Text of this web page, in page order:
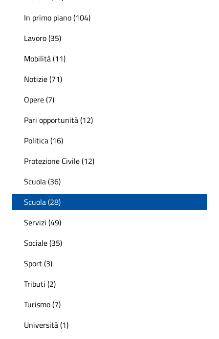
In primo piano (104)
Lavoro (35)
Mobilità (11)
Notizie (71)
Opere (7)
Pari opportunità (12)
Politica (16)
Protezione Civile (12)
Scuola (36)
Scuola (28)
Servizi (49)
Sociale (35)
Sport (3)
Tributi (2)
Turismo (7)
Università (1)